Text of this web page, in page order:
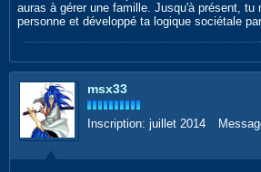
auras à gérer une famille. Jusqu'à présent, tu
personne et développé ta logique sociétale
msx33
Inscription: juillet 2014